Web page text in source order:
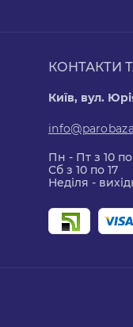
КОНТАКТИ
Київ, вул.
Пн - Пт з 10 по
Сб з 10 по 17
Неділя -